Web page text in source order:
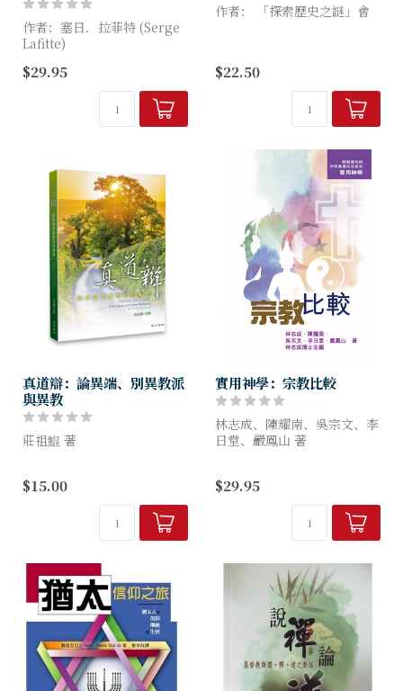
作者：塞日．拉菲特 (Serge
Lafitte)
宗教帶給人類安慰與力量，也
能使人為信仰而犧牲。因宗教
衝突而帶來的對立，在數千年
的人類歷史中也是最難消...
$29.95
作者： 「探索歷史之謎」會
《達文西密碼》中提到暗藏玄
機的名畫「最後的晚餐」在描
$22.50
真道辯：論異端、別異教派
與異教
莊祖鯤 著
調從聖經中學習辨別和防範，
並以異端、別異教派與異教三
種類別來闡述，並納入對新興
宗教及民間宗教的討論，在聖
$15.00
實用神學：宗教比較
林志成、陳耀南、吳宗文、李
日堂、嚴鳳山 著
教，尤其是儒教、佛教、道
教、華人民間信仰、印度教和
伊斯蘭教等，使讀者能掌握有
$29.95